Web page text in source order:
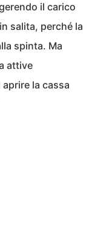
il carico
salita, perché la
spinta. Ma
attive
la cassa